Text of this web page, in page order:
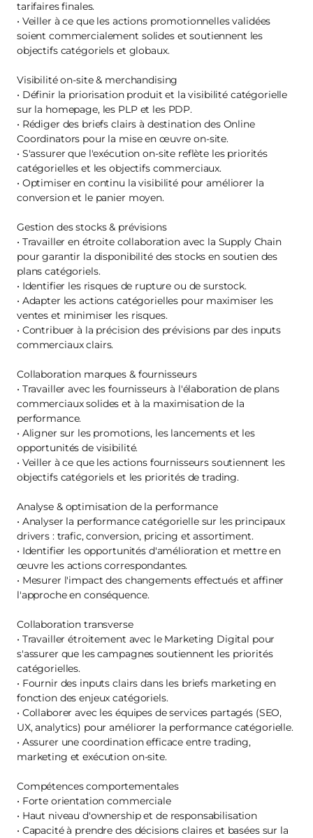
tarifaires finales.
• Veiller à ce que les actions promotionnelles validées
soient commercialement solides et soutiennent les
objectifs catégoriels et globaux.
Visibilité on-site & merchandising
• Définir la priorisation produit et la visibilité catégorielle
sur la homepage, les PLP et les PDP.
• Rédiger des briefs clairs à destination des Online
Coordinators pour la mise en œuvre on-site.
• S'assurer que l'exécution on-site reflète les priorités
catégorielles et les objectifs commerciaux.
• Optimiser en continu la visibilité pour améliorer la
conversion et le panier moyen.
Gestion des stocks & prévisions
• Travailler en étroite collaboration avec la Supply Chain
pour garantir la disponibilité des stocks en soutien des
plans catégoriels.
• Identifier les risques de rupture ou de surstock.
• Adapter les actions catégorielles pour maximiser les
ventes et minimiser les risques.
• Contribuer à la précision des prévisions par des inputs
commerciaux clairs.
Collaboration marques & fournisseurs
• Travailler avec les fournisseurs à l'élaboration de plans
commerciaux solides et à la maximisation de la
performance.
• Aligner sur les promotions, les lancements et les
opportunités de visibilité.
• Veiller à ce que les actions fournisseurs soutiennent les
objectifs catégoriels et les priorités de trading.
Analyse & optimisation de la performance
• Analyser la performance catégorielle sur les principaux
drivers : trafic, conversion, pricing et assortiment.
• Identifier les opportunités d'amélioration et mettre en
œuvre les actions correspondantes.
• Mesurer l'impact des changements effectués et affiner
l'approche en conséquence.
Collaboration transverse
• Travailler étroitement avec le Marketing Digital pour
s'assurer que les campagnes soutiennent les priorités
catégorielles.
• Fournir des inputs clairs dans les briefs marketing en
fonction des enjeux catégoriels.
• Collaborer avec les équipes de services partagés (SEO,
UX, analytics) pour améliorer la performance catégorielle.
• Assurer une coordination efficace entre trading,
marketing et exécution on-site.
Compétences comportementales
• Forte orientation commerciale
• Haut niveau d'ownership et de responsabilisation
• Capacité à prendre des décisions claires et basées sur la